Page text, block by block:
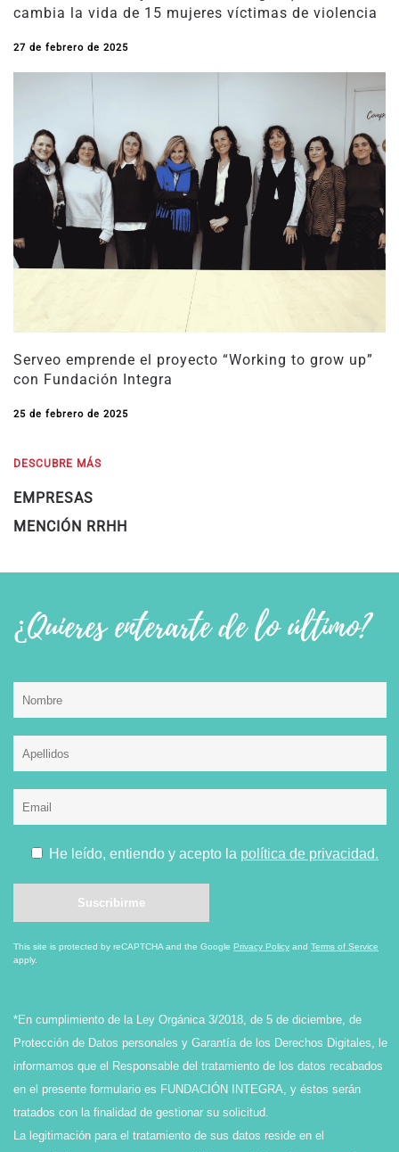
cambia la vida de 15 mujeres víctimas de violencia
27 de febrero de 2025
Serveo emprende el proyecto “Working to grow up”
con Fundación Integra
25 de febrero de 2025
DESCUBRE MÁS
EMPRESAS
MENCIÓN RRHH
¿Quieres enterarte de lo último?
He leído, entiendo y acepto la política de privacidad.
This site is protected by reCAPTCHA and the Google Privacy Policy and Terms of Service
apply.
*En cumplimiento de la Ley Orgánica 3/2018, de 5 de diciembre, de
Protección de Datos personales y Garantía de los Derechos Digitales, le
informamos que el Responsable del tratamiento de los datos recabados
en el presente formulario es FUNDACIÓN INTEGRA, y éstos serán
tratados con la finalidad de gestionar su solicitud.
La legitimación para el tratamiento de sus datos reside en el